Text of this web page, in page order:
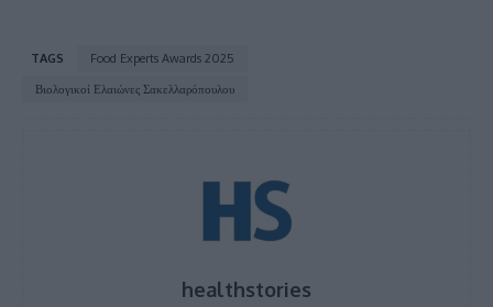
TAGS
Food Experts Awards 2025
Βιολογικοί Ελαιώνες Σακελλαρόπουλου
healthstories